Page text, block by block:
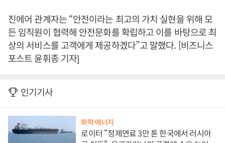
진에어 관계자는 “안전이라는 최고의 가치 실현을 위해 모
든 임직원이 협력해 안전문화를 확립하고 이를 바탕으로 최
상의 서비스를 고객에게 제공하겠다”고 말했다. [비즈니스
포스트 윤휘종 기자]
인기기사
화학·에너지
로이터 "정제연료 3만 톤 한국에서 러시아